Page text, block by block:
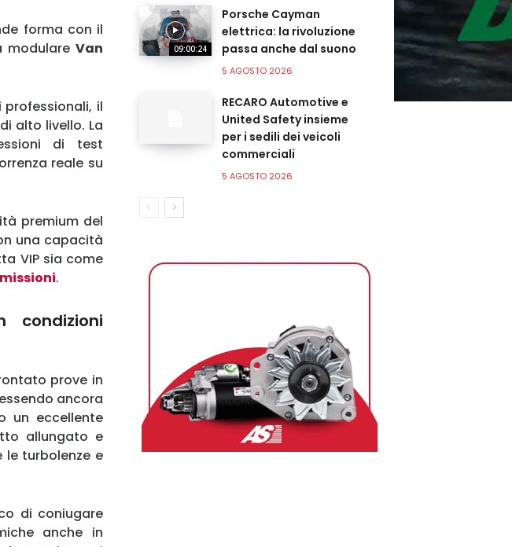
forma con il
modulare Van
il
alto livello. La
di test
reale su
premium del
una capacità
VIP sia come
.
condizioni
prove in
ancora
un eccellente
allungato e
turbolenze e
di coniugare
anche in
09:00:24
Porsche Cayman
elettrica: la rivoluzione
passa anche dal suono
5 AGOSTO 2026
RECARO Automotive e
United Safety insieme
per i sedili dei veicoli
commerciali
5 AGOSTO 2026